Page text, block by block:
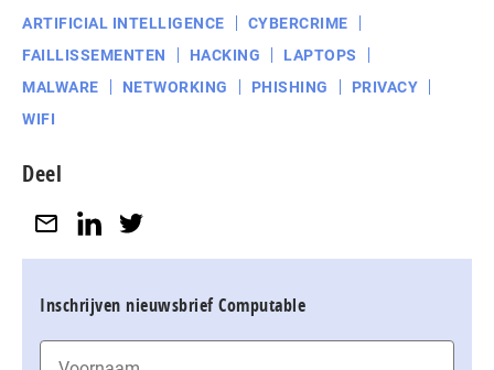
ARTIFICIAL INTELLIGENCE
CYBERCRIME
FAILLISSEMENTEN
HACKING
LAPTOPS
MALWARE
NETWORKING PHISHING
PRIVACY
WIFI
Deel
Inschrijven nieuwsbrief Computable